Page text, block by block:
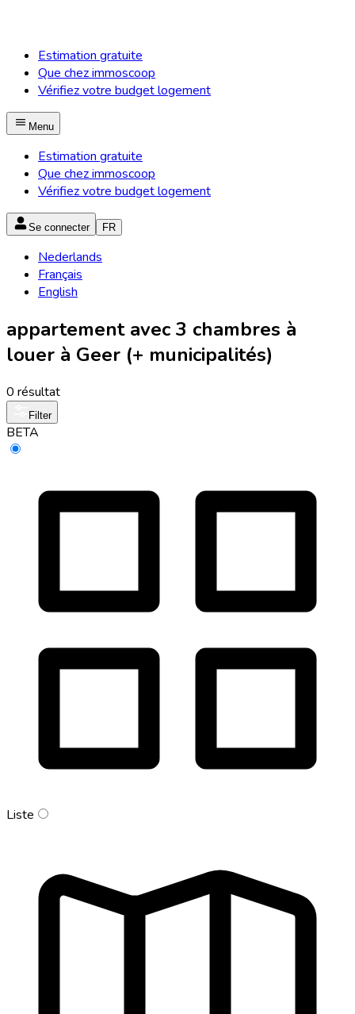
Estimation gratuite
Que chez immoscoop
Vérifiez votre budget logement
Menu
Estimation gratuite
Que chez immoscoop
Vérifiez votre budget logement
Se connecter FR
Nederlands
Français
English
appartement avec 3 chambres à
louer à Geer (+ municipalités)
0 résultat
Filter
BETA
Liste